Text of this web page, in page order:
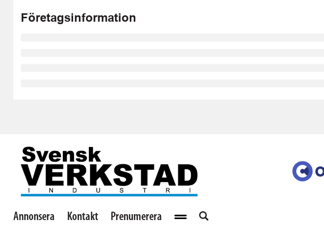
Företagsinformation
Annonsera Kontakt Prenumerera